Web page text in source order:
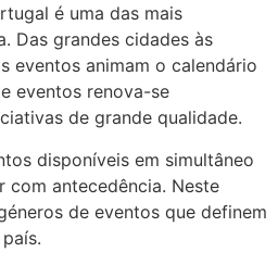
é uma das mais
Das grandes cidades às
eventos animam o calendário
eventos renova-se
de grande qualidade.
disponíveis em simultâneo
com antecedência. Neste
de eventos que definem